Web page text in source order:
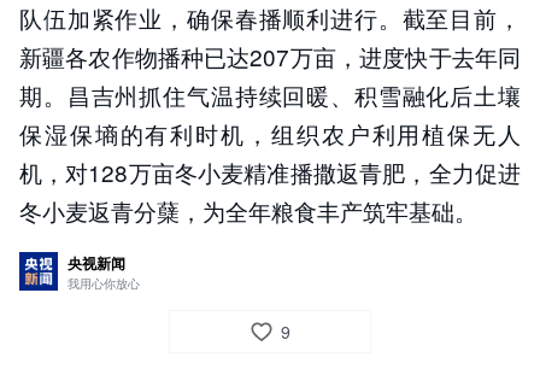
队伍加紧作业，确保春播顺利进行。截至目前，
新疆各农作物播种已达207万亩，进度快于去年同
期。昌吉州抓住气温持续回暖、积雪融化后土壤
保湿保墒的有利时机，组织农户利用植保无人
机，对128万亩冬小麦精准播撒返青肥，全力促进
冬小麦返青分蘖，为全年粮食丰产筑牢基础。
央视新闻
我用心你放心
9